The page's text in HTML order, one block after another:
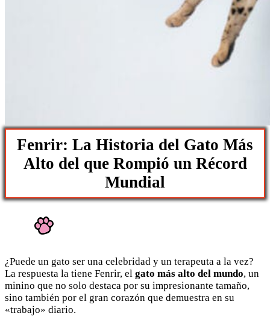
Fenrir: La Historia del Gato Más
Alto del que Rompió un Récord
Mundial
¿Puede un gato ser una celebridad y un terapeuta a la vez?
La respuesta la tiene Fenrir, el gato más alto del mundo, un
minino que no solo destaca por su impresionante tamaño,
sino también por el gran corazón que demuestra en su
«trabajo» diario.